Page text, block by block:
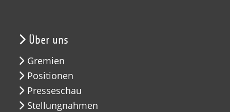
Über uns
Gremien
Positionen
Presseschau
Stellungnahmen